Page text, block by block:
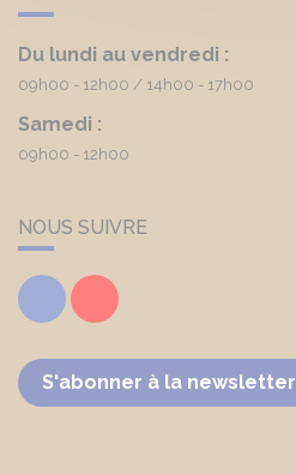
Du lundi au vendredi :
09h00 - 12h00 14h00 - 17h00
Samedi :
09h00 - 12h00
NOUS SUIVRE
FacebookYoutube
S'abonner à la newsletter